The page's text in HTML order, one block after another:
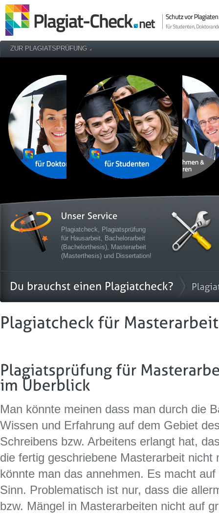
ZUR PLAGIATSPRÜFUNG
Plagiatcheck, Plagiatsprüfung
für Hausarbeit, Bachelorarbeit
(Bachelorthesis), Masterarbeit
(Masterthesis) und Dissertation!
Man könnte meinen dass man durch die
Wissen und Erfahrung auf dem Gebiet
Schreibens bzw. Arbeitens erlangt hat,
die fertig geschriebene Masterarbeit nicht
könnte man das annehmen. Es macht
Sinn. Problematisch ist nur, dass die
bzw. Mängel in Masterarbeiten nicht auf